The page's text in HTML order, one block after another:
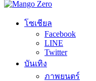
โซเชียล
Facebook
LINE
Twitter
บันเทิง
ภาพยนตร์